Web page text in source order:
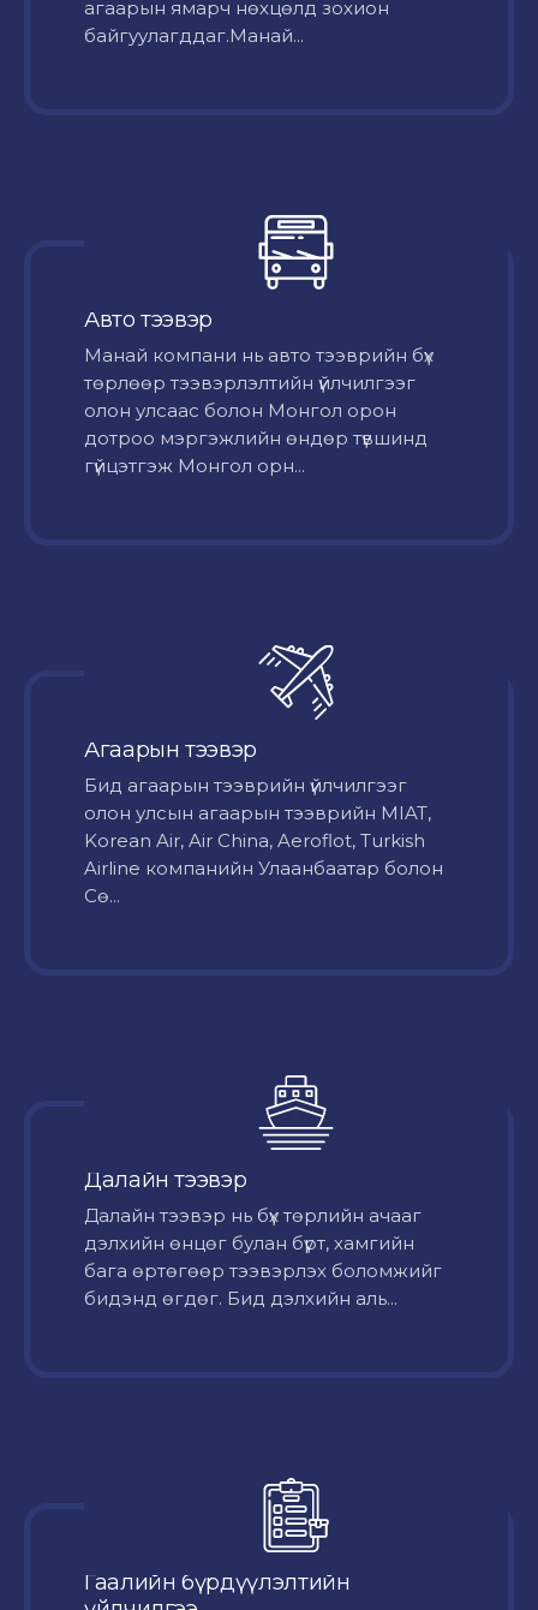
агаарын ямарч нөхцөлд зохион
байгуулагддаг.Манай...
Авто тээвэр
Mанай компани нь авто тээврийн бүх
төрлөөр тээвэрлэлтийн үйлчилгээг
олон улсаас болон Монгол орон
дотроо мэргэжлийн өндөр түвшинд
гүйцэтгэж Монгол орн...
Агаарын тээвэр
Бид агаарын тээврийн үйлчилгээг
олон улсын агаарын тээврийн MIAT,
Korean Air, Air China, Aeroflot, Turkish
Airline компанийн Улаанбаатар болон
Сө...
Далайн тээвэр
Далайн тээвэр нь бүх төрлийн ачааг
дэлхийн өнцөг булан бүрт, хамгийн
бага өртөгөөр тээвэрлэх боломжийг
бидэнд өгдөг. Бид дэлхийн аль...
Гаалийн бүрдүүлэлтийн